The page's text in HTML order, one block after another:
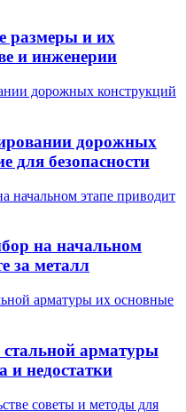
размеры и их
и инженерии
дорожных
для безопасности
на начальном
за металл
арматуры
и недостатки